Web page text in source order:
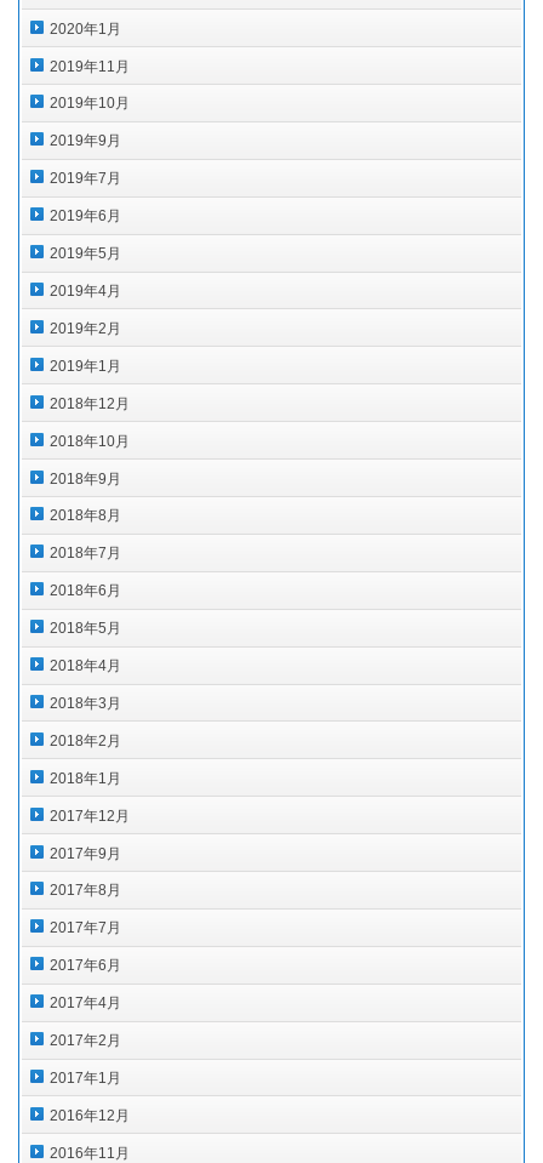
2020年1月
2019年11月
2019年10月
2019年9月
2019年7月
2019年6月
2019年5月
2019年4月
2019年2月
2019年1月
2018年12月
2018年10月
2018年9月
2018年8月
2018年7月
2018年6月
2018年5月
2018年4月
2018年3月
2018年2月
2018年1月
2017年12月
2017年9月
2017年8月
2017年7月
2017年6月
2017年4月
2017年2月
2017年1月
2016年12月
2016年11月